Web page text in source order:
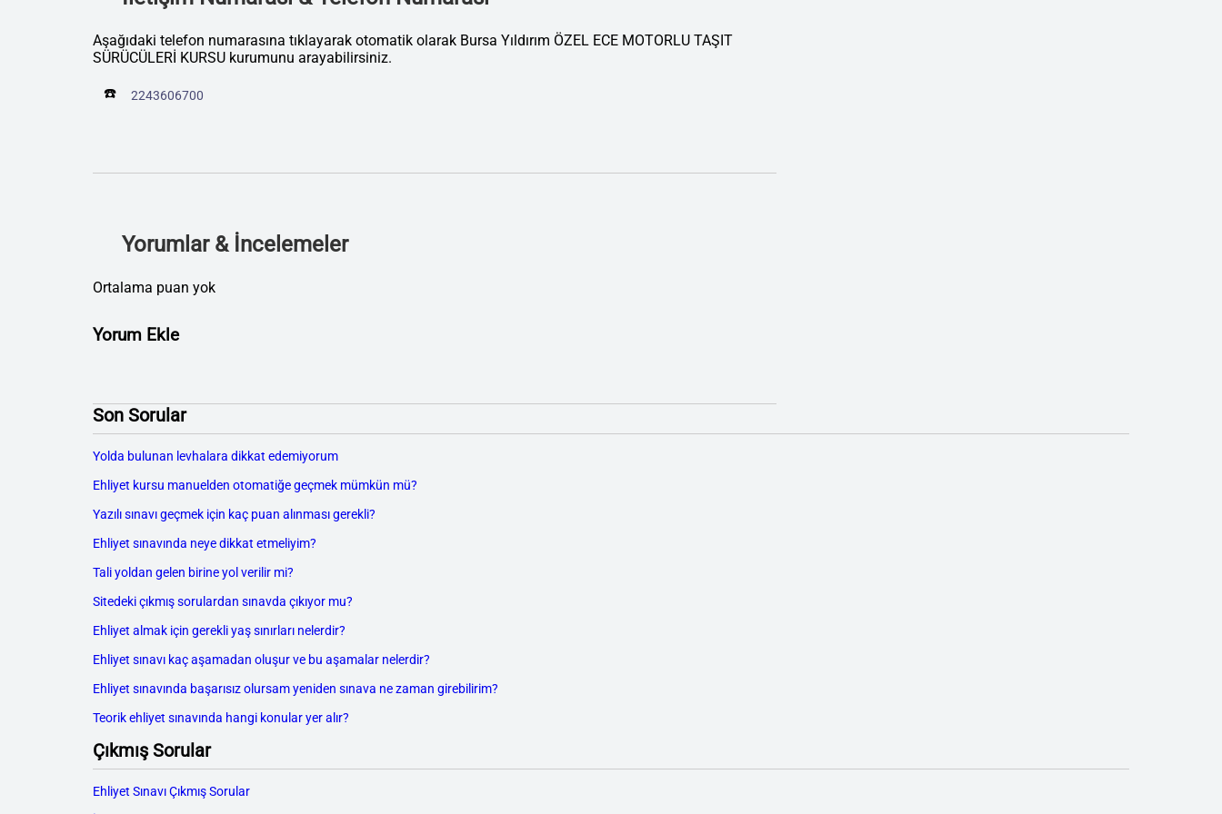
Aşağıdaki telefon numarasına tıklayarak otomatik olarak Bursa Yıldırım ÖZEL ECE MOTORLU TAŞIT
SÜRÜCÜLERİ KURSU kurumunu arayabilirsiniz.
☎️ 2243606700
Yorumlar & İncelemeler
Ortalama puan yok
Yorum Ekle
Son Sorular
Yolda bulunan levhalara dikkat edemiyorum
Ehliyet kursu manuelden otomatiğe geçmek mümkün mü?
Yazılı sınavı geçmek için kaç puan alınması gerekli?
Ehliyet sınavında neye dikkat etmeliyim?
Tali yoldan gelen birine yol verilir mi?
Sitedeki çıkmış sorulardan sınavda çıkıyor mu?
Ehliyet almak için gerekli yaş sınırları nelerdir?
Ehliyet sınavı kaç aşamadan oluşur ve bu aşamalar nelerdir?
Ehliyet sınavında başarısız olursam yeniden sınava ne zaman girebilirim?
Teorik ehliyet sınavında hangi konular yer alır?
Çıkmış Sorular
Ehliyet Sınavı Çıkmış Sorular